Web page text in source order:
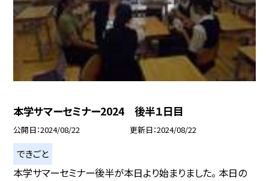
本学サマーセミナー2024 後半１日目
公開日 2024/08/22 更新日 2024/08/22
できごと
本学サマーセミナー後半が本日より始まりました。 本日の